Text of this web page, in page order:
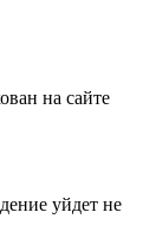
на сайте
уйдет не